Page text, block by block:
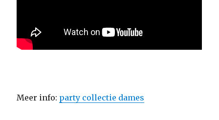
Meer info: party collectie dames